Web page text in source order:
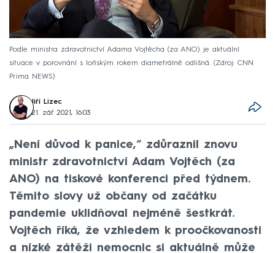
Podle ministra zdravotnictví Adama Vojtěcha (za ANO) je aktuální
situace v porovnání s loňským rokem diametrálně odlišná.
Zdroj: CNN
Prima NEWS
Jiří Lizec
21. zář 2021, 16:03
„Není důvod k panice,“ zdůraznil znovu
ministr zdravotnictví Adam Vojtěch (za
ANO) na tiskové konferenci před týdnem.
Těmito slovy už občany od začátku
pandemie uklidňoval nejméně šestkrát.
Vojtěch říká, že vzhledem k proočkovanosti
a nízké zátěži nemocnic si aktuálně může